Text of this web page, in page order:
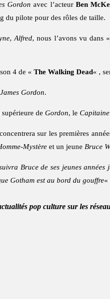
Gordon avec l’acteur Ben
du pilote pour des rôles de taille.
,Alfred, nous l’avons vu dans
4 de « The Walking Dead« ,
James Gordon.
supérieure de Gordon, le Capitaine
sur les premières
Mystère et un jeune Bruce
Bruce de ses jeunes
Gotham est au bord du gouffre«
pop culture sur les